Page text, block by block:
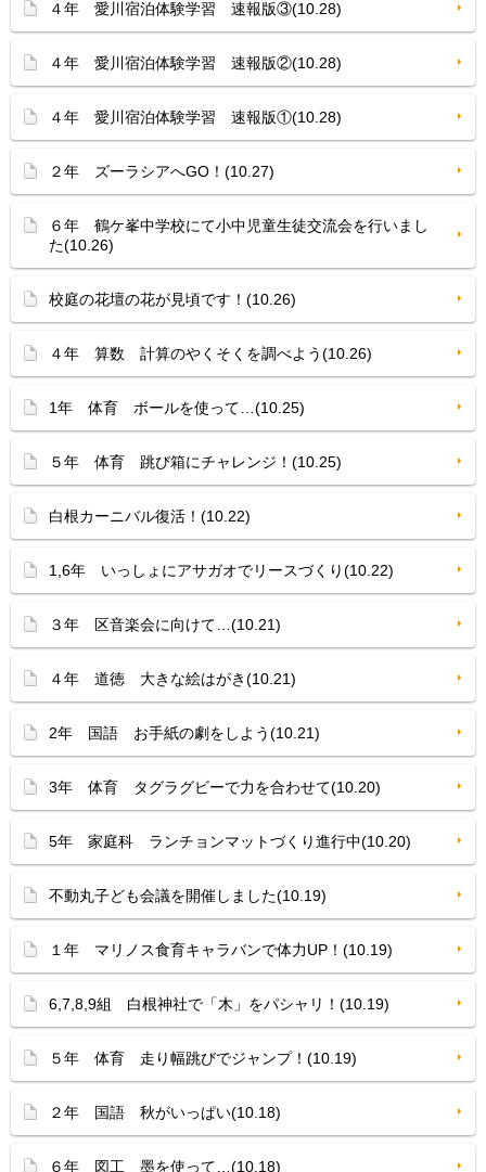
４年 愛川宿泊体験学習 速報版③(10.28)
４年 愛川宿泊体験学習 速報版②(10.28)
４年 愛川宿泊体験学習 速報版①(10.28)
２年 ズーラシアへGO！(10.27)
６年 鶴ケ峯中学校にて小中児童生徒交流会を行いまし
た(10.26)
校庭の花壇の花が見頃です！(10.26)
４年 算数 計算のやくそくを調べよう(10.26)
1年 体育 ボールを使って…(10.25)
５年 体育 跳び箱にチャレンジ！(10.25)
白根カーニバル復活！(10.22)
1,6年 いっしょにアサガオでリースづくり(10.22)
３年 区音楽会に向けて…(10.21)
４年 道徳 大きな絵はがき(10.21)
2年 国語 お手紙の劇をしよう(10.21)
3年 体育 タグラグビーで力を合わせて(10.20)
5年 家庭科 ランチョンマットづくり進行中(10.20)
不動丸子ども会議を開催しました(10.19)
１年 マリノス食育キャラバンで体力UP！(10.19)
6,7,8,9組 白根神社で「木」をパシャリ！(10.19)
５年 体育 走り幅跳びでジャンプ！(10.19)
２年 国語 秋がいっぱい(10.18)
６年 図工 墨を使って…(10.18)